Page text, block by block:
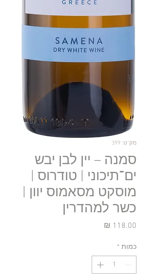
מק"ט: 399
סמנה – יין לבן יבש
ים־תיכוני | טודרוס |
מוסקט מסאמוס יוון |
כשר למהדרין
כמות *